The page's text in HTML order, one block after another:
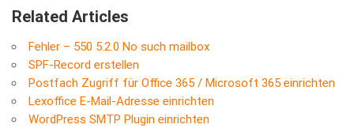
Related Articles
Fehler – 550 5.2.0 No such mailbox
SPF-Record erstellen
Postfach Zugriff für Office 365 / Microsoft 365 einrichten
Lexoffice E-Mail-Adresse einrichten
WordPress SMTP Plugin einrichten